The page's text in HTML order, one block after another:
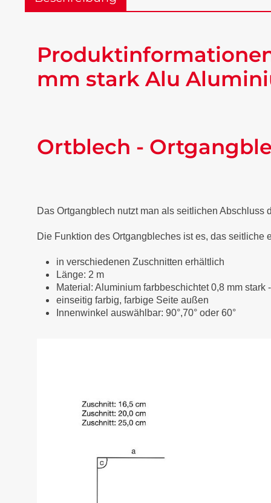
mm stark Alu
Ortblech -
Das Ortgangblech nutzt man als seitlichen
Die Funktion des Ortgangbleches ist es, das
in verschiedenen Zuschnitten erhältlich
Länge: 2 m
Material: Aluminium farbbeschichtet 0,8 mm
einseitig farbig, farbige Seite außen
Innenwinkel auswählbar: 90°,70° oder 60°